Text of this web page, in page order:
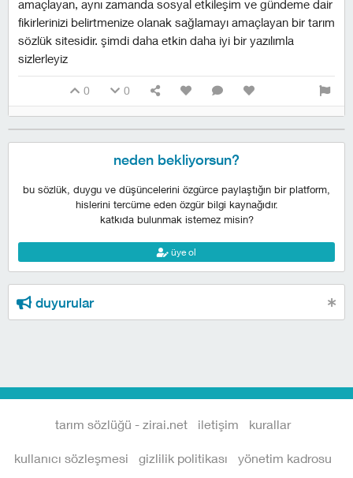
amaçlayan, aynı zamanda sosyal etkileşim ve gündeme dair
fikirlerinizi belirtmenize olanak sağlamayı amaçlayan bir tarım
sözlük sitesidir. şimdi daha etkin daha iyi bir yazılımla
sizlerleyiz
0 0
neden bekliyorsun?
bu sözlük, duygu ve düşüncelerini özgürce paylaştığın bir platform,
hislerini tercüme eden özgür bilgi kaynağıdır.
katkıda bulunmak istemez misin?
üye ol
duyurular
tarım sözlüğü - zirai.net iletişim kurallar
kullanıcı sözleşmesi gizlilik politikası yönetim kadrosu